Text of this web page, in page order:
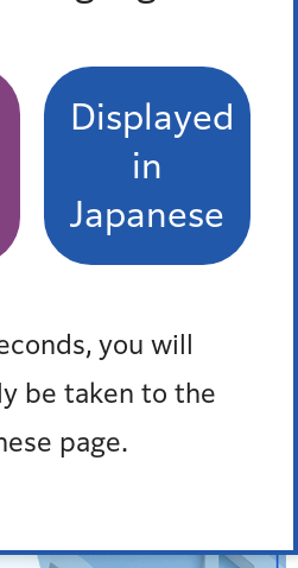
Displayed
in
Japanese
you will
be taken to the
page.